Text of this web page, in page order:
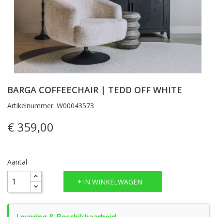
BARGA COFFEECHAIR | TEDD OFF WHITE
Artikelnummer: W00043573
€ 359,00
Aantal
IN WINKELWAGEN